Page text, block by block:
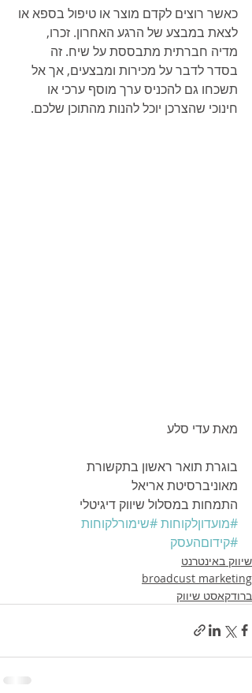
כאשר רוצים לקדם מוצר או טיפול בספא או
לצאת במבצע של הרגע האחרון. זכרו,
מדיה חברתית מתבססת על שיח. זה
בסדר לדבר על מכירות ומבצעים, אך אל
תשכחו גם להכניס ערך מוסף ערכי או
חינוכי שהצרכן יוכל להנות מהתוכן שלכם.
מאת עדי סלע
בוגרת תואר ראשון בתקשורת
מאוניברסיטת אריאל
התמחות במסלול שיווק דיגיטלי
#מועדוןלקוחות#שימורלקוחות
#קידוםהעסק
שיווק באינטרנט
broadcust marketing
ברודקאסט שיווק